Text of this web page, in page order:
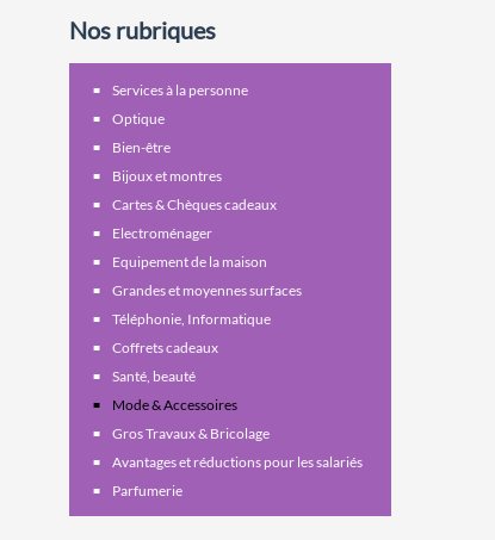
Nos rubriques
Services à la personne
Optique
Bien-être
Bijoux et montres
Cartes & Chèques cadeaux
Electroménager
Equipement de la maison
Grandes et moyennes surfaces
Téléphonie, Informatique
Coffrets cadeaux
Santé, beauté
Mode & Accessoires
Gros Travaux & Bricolage
Avantages et réductions pour les salariés
Parfumerie